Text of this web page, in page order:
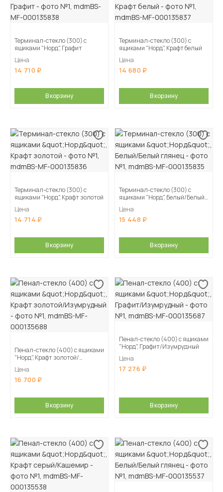
Терминал-стекло (300) с
ящиками "Норд", Графит
Цена
14 710
В корзину
Терминал-стекло (300) с
ящиками "Норд", Крафт белый
Цена
14 680
В корзину
Терминал-стекло (300) с
ящиками "Норд", Крафт золотой
Цена
14 714
В корзину
Терминал-стекло (300) с
ящиками "Норд", Белый/Белый
Цена
15 448
В корзину
Пенал-стекло (400) с ящиками
"Норд", Крафт золотой/
Цена
16 700
В корзину
Пенал-стекло (400) с ящиками
"Норд", Графит/Изумрудный
Цена
17 276
В корзину